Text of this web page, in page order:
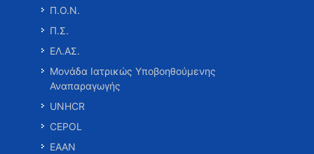
Π.Ο.Ν.
Π.Σ.
ΕΛ.ΑΣ.
Μονάδα Ιατρικώς Υποβοηθούμενης
Αναπαραγωγής
UNHCR
CEPOL
ΕΑΑΝ